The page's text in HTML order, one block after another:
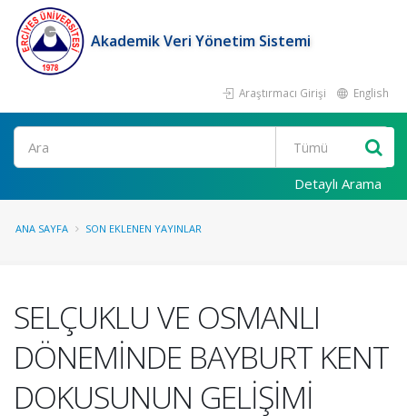
Akademik Veri Yönetim Sistemi
Araştırmacı Girişi English
Ara
Detaylı Arama
ANA SAYFA SON EKLENEN YAYINLAR
SELÇUKLU VE OSMANLI
DÖNEMİNDE BAYBURT KENT
DOKUSUNUN GELİŞİMİ